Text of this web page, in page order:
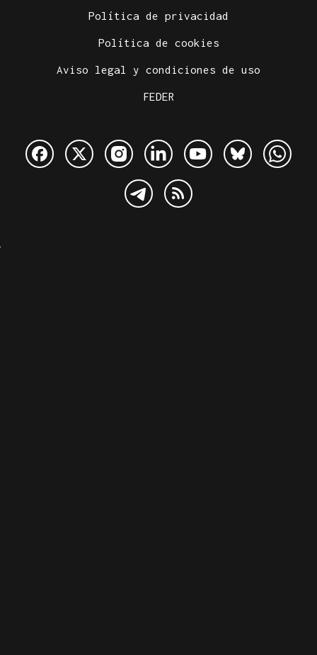
Política de privacidad
Política de cookies
Aviso legal y condiciones de uso
FEDER